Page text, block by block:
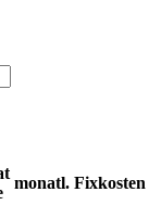
monatl. Fixkosten